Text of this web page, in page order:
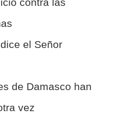
el Señor
de Damasco han
vez